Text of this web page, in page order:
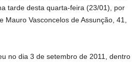
tarde desta quarta-feira (23/01), por
Vasconcelos de Assunção, 41,
no dia 3 de setembro de 2011, dentro